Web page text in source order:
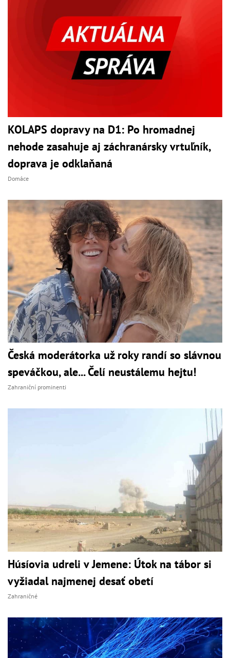
KOLAPS dopravy na D1: Po hromadnej
nehode zasahuje aj záchranársky vrtuľník,
doprava je odklaňaná
Domáce
Česká moderátorka už roky randí so slávnou
speváčkou, ale... Čelí neustálemu hejtu!
Zahraniční prominenti
Húsíovia udreli v Jemene: Útok na tábor si
vyžiadal najmenej desať obetí
Zahraničné